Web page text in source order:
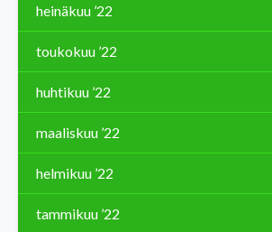
heinäkuu ’22
toukokuu ’22
huhtikuu ’22
maaliskuu ’22
helmikuu ’22
tammikuu ’22